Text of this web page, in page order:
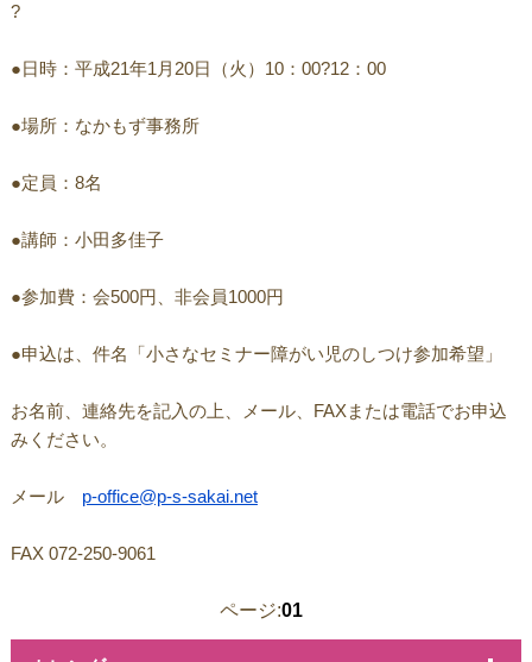
?
●日時：平成21年1月20日（火）10：00?12：00
●場所：なかもず事務所
●定員：8名
●講師：小田多佳子
●参加費：会500円、非会員1000円
●申込は、件名「小さなセミナー障がい児のしつけ参加希望」
お名前、連絡先を記入の上、メール、FAXまたは電話でお申込
みください。
メール p-office@p-s-sakai.net
FAX 072-250-9061
ページ:01